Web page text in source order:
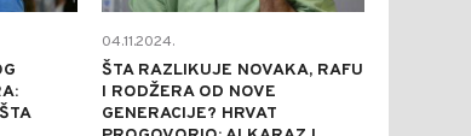
04.11.2024.
ŠTA RAZLIKUJE NOVAKA, RAFU
I RODŽERA OD NOVE
GENERACIJE? HRVAT